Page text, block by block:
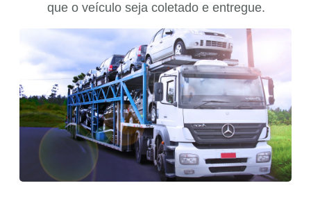
que o veículo seja coletado e entregue.